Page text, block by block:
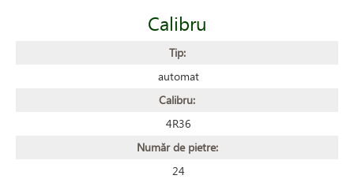
Calibru
Tip:
automat
Calibru:
4R36
Număr de pietre:
24